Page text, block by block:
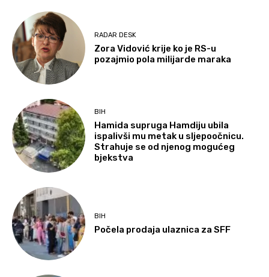
RADAR DESK
Zora Vidović krije ko je RS-u
pozajmio pola milijarde maraka
BIH
Hamida supruga Hamdiju ubila
ispalivši mu metak u sljepoočnicu.
Strahuje se od njenog mogućeg
bjekstva
BIH
Počela prodaja ulaznica za SFF